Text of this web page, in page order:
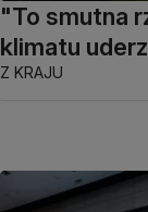
"To smutna
klimatu
Z KRAJU